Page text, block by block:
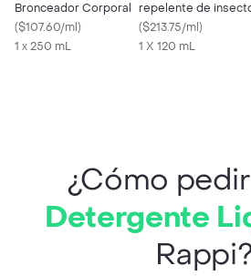
Bronceador Corporal
($107.60/ml)
1 x 250 mL
repelente de insectos
Spray 120 ml
($213.75/ml)
1 X 120 mL
¿Cómo pedir
Detergente